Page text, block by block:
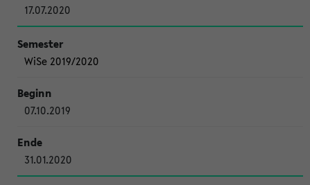
17.07.2020
WiSe 2019/2020
07.10.2019
31.01.2020